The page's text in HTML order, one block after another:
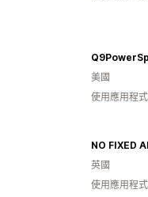
美國
使用應用程
NO FIXED
英國
使用應用程